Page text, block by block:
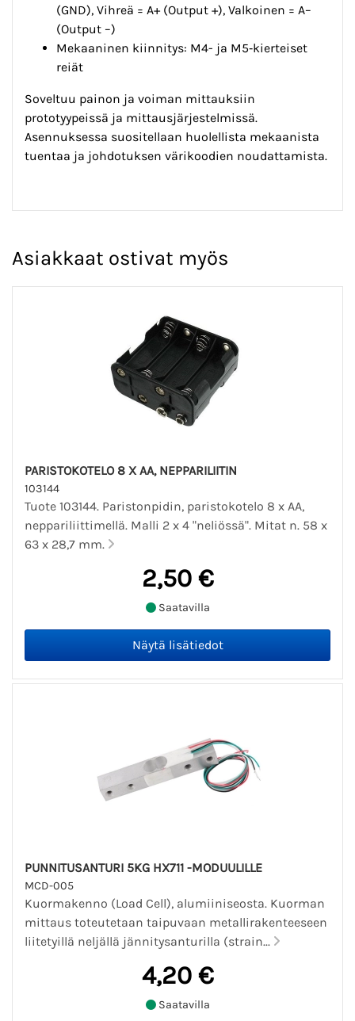
(GND), Vihreä = A+ (Output +), Valkoinen = A–
(Output –)
Mekaaninen kiinnitys: M4- ja M5‑kierteiset
reiät
Soveltuu painon ja voiman mittauksiin
prototyypeissä ja mittausjärjestelmissä.
Asennuksessa suositellaan huolellista mekaanista
tuentaa ja johdotuksen värikoodien noudattamista.
Asiakkaat ostivat myös
PARISTOKOTELO 8 X AA, NEPPARILIITIN
103144
Tuote 103144. Paristonpidin, paristokotelo 8 x AA,
neppariliittimellä. Malli 2 x 4 "neliössä". Mitat n. 58 x
63 x 28,7 mm.
2,50 €
Saatavilla
PUNNITUSANTURI 5KG HX711 -MODUULILLE
MCD-005
Kuormakenno (Load Cell), alumiiniseosta. Kuorman
mittaus toteutetaan taipuvaan metallirakenteeseen
liitetyillä neljällä jännitysanturilla (strain...
4,20 €
Saatavilla